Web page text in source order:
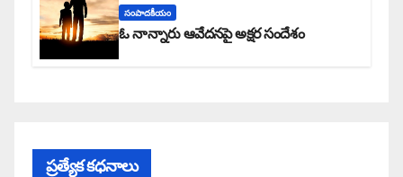
సంపాదకీయం
ఓ నాన్నారు ఆవేదనపై అక్షర సందేశం
ప్రత్యేక కధనాలు